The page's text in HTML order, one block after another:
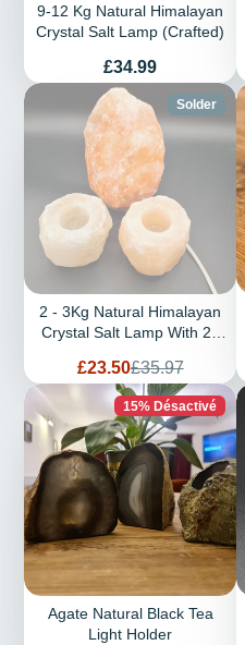
9-12 Kg Natural Himalayan
Crystal Salt Lamp (Crafted)
Prix
£34.99
Solder
2 - 3Kg Natural Himalayan
Crystal Salt Lamp With 2x
Prix
de
vente
£23.50Prix
habituel
£35.97
15% Désactivé
Agate Natural Black Tea
Light Holder